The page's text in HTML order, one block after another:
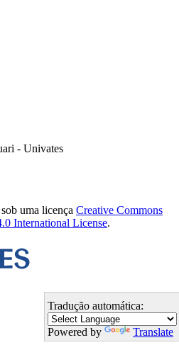
- Univates
uma licença Creative Commons
International License.
Tradução automática:
Powered by Translate